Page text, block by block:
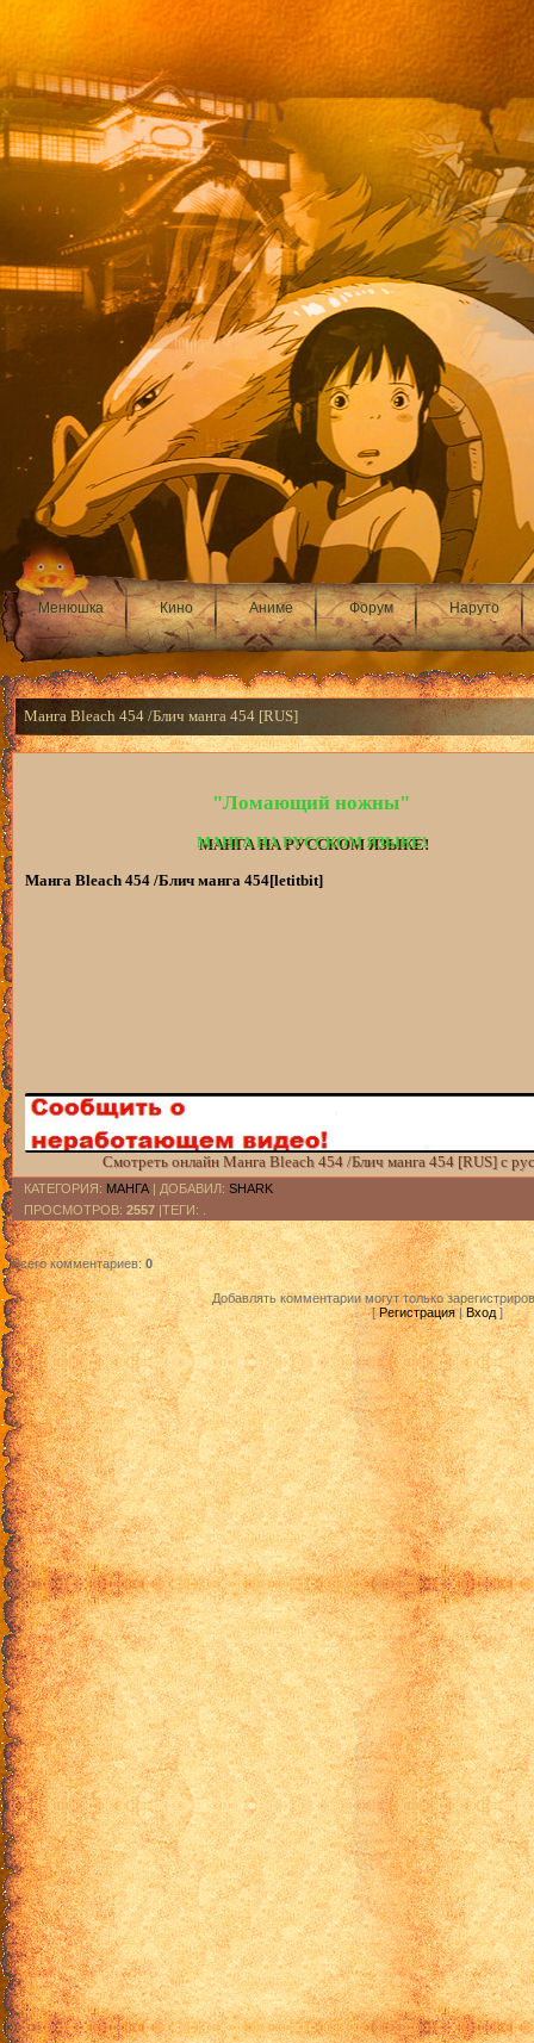
Менюшка Кино Аниме Форум Наруто
Манга Bleach 454 /Блич манга 454 [RUS]
"Ломающий ножны"
МАНГА НА РУССКОМ ЯЗЫКЕ!
Манга Bleach 454 /Блич манга 454[letitbit]
Смотреть онлайн Манга Bleach 454 /Блич манга 454 [RUS] с
КАТЕГОРИЯ: МАНГА | ДОБАВИЛ: SHARK
ПРОСМОТРОВ: 2557 |ТЕГИ: .
Всего комментариев:0
Добавлять комментарии могут только
[Регистрация|Вход]